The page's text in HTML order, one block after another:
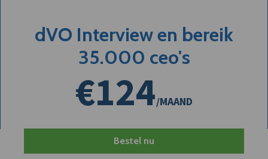
dVO Interview en bereik
35.000 ceo's
€124/MAAND
Bestel nu